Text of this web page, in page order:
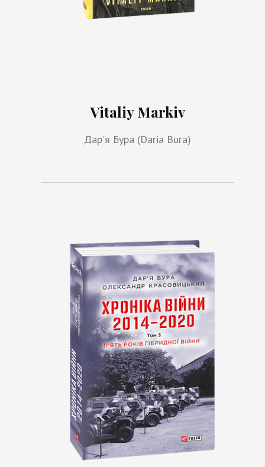
Vitaliy Markiv
Дар'я Бура (Daria Bura)